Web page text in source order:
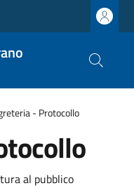
- Protocollo
al pubblico